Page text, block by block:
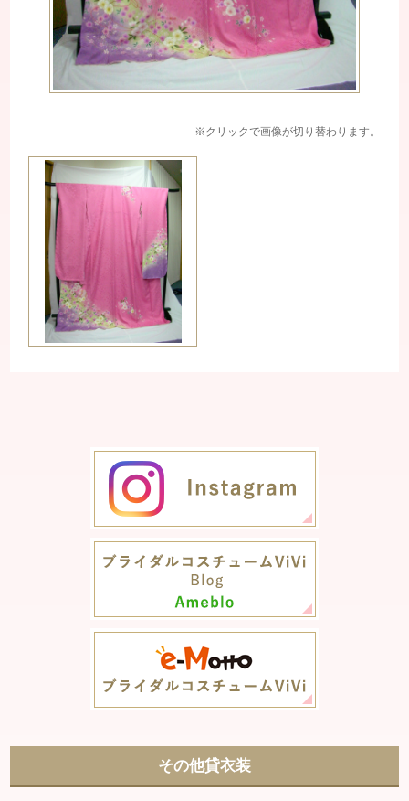
※クリックで画像が切り替わります。
その他貸衣装